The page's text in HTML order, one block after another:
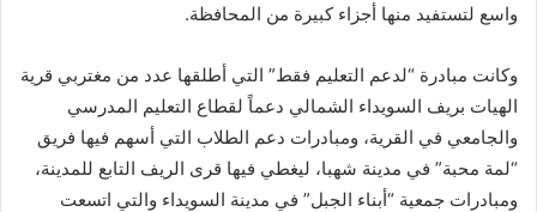
واسع لتستفيد منها أجزاء كبيرة من المحافظة.
وكانت مبادرة “لدعم التعليم فقط” التي أطلقها عدد من مغتربي قرية
الهيات بريف السويداء الشمالي دعماً لقطاع التعليم المدرسي
والجامعي في القرية، ومبادرات دعم الطلاب التي أسهم فيها فريق
“لمة محبة” في مدينة شهبا، ليغطي فيها قرى الريف التابع للمدينة،
ومبادرات جمعية “أبناء الجبل” في مدينة السويداء والتي اتسعت